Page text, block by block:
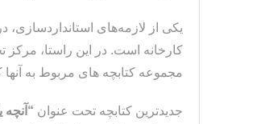
یکی از لازمه‌های
مجموعه کتابچه های مربوط به
جدیدترین کتابچه تحت عنوان